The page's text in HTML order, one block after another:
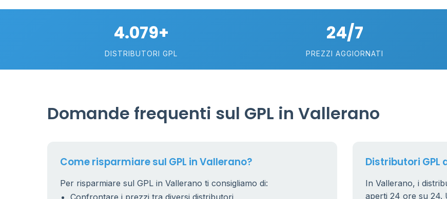
4.079+
DISTRIBUTORI GPL
24/7
PREZZI AGGIORNATI
Domande frequenti sul GPL in Vallerano
Come risparmiare sul GPL in Vallerano?
Per risparmiare sul GPL in Vallerano ti consigliamo di:
Confrontare i prezzi tra diversi distributori
Distributori GPL
In Vallerano, i
aperti 24 ore su 24.